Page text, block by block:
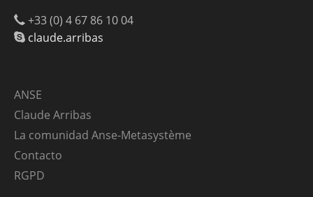
+33 (0) 4 67 86 10 04
claude.arribas
ANSE
Claude Arribas
La comunidad Anse-Metasystème
Contacto
RGPD